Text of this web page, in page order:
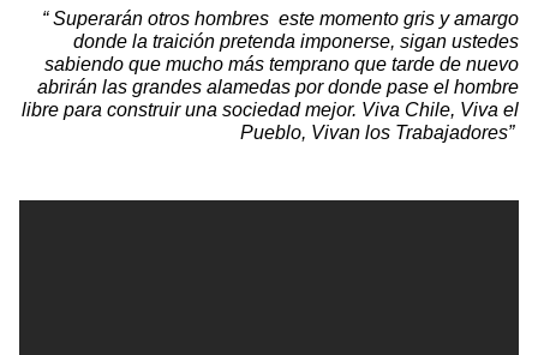
“ Superarán otros hombres este momento gris y amargo
donde la traición pretenda imponerse, sigan ustedes
sabiendo que mucho más temprano que tarde de nuevo
abrirán las grandes alamedas por donde pase el hombre
libre para construir una sociedad mejor. Viva Chile, Viva el
Pueblo, Vivan los Trabajadores”